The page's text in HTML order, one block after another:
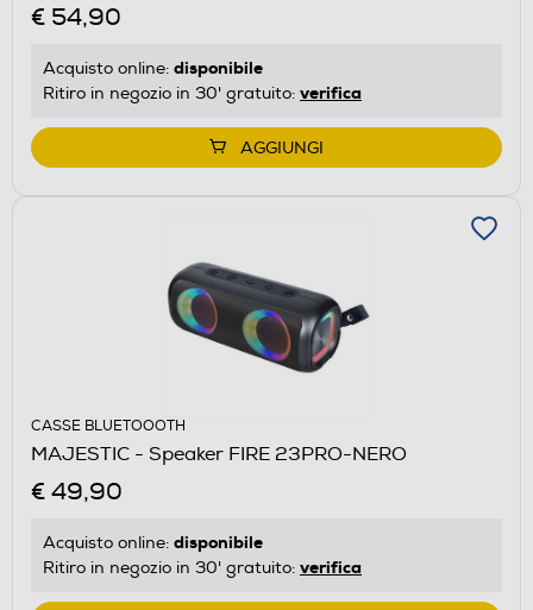
€ 54,90
Acquisto online: disponibile
Ritiro in negozio in 30' gratuito: verifica
AGGIUNGI
CASSE BLUETOOOTH
MAJESTIC - Speaker FIRE 23PRO-NERO
€ 49,90
Acquisto online: disponibile
Ritiro in negozio in 30' gratuito: verifica